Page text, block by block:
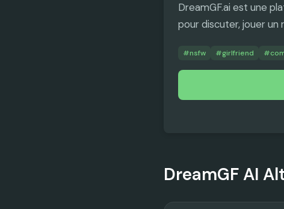
DreamGF.ai est une
pour discuter, jouer un
#nsfw #girlfriend #
DreamGF AI